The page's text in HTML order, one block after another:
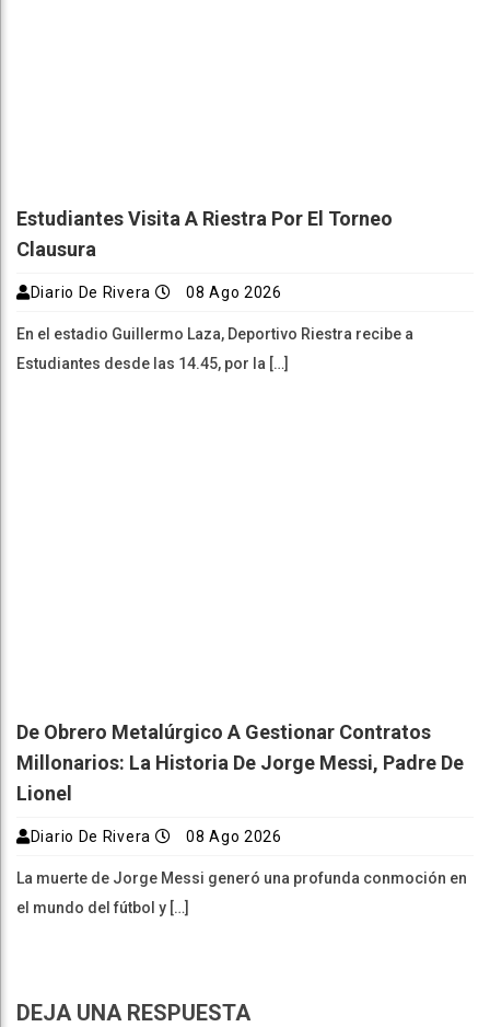
Estudiantes Visita A Riestra Por El Torneo
Clausura
Diario De Rivera 08 Ago 2026
En el estadio Guillermo Laza, Deportivo Riestra recibe a
Estudiantes desde las 14.45, por la […]
De Obrero Metalúrgico A Gestionar Contratos
Millonarios: La Historia De Jorge Messi, Padre De
Lionel
Diario De Rivera 08 Ago 2026
La muerte de Jorge Messi generó una profunda conmoción en
el mundo del fútbol y […]
DEJA UNA RESPUESTA